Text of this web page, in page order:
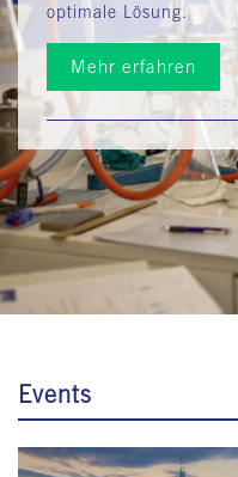
optimale Lösung.
Mehr erfahren
Events